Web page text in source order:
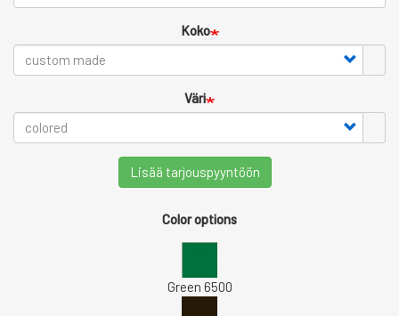
Koko
Väri
Lisää tarjouspyyntöön
Color options
Green 6500